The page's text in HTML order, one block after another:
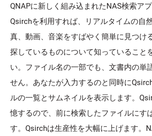
QNAPに新しく組み込まれたNAS検索アプ
Qsirchを利用すれば、リアルタイムの自
真、動画、音楽をすばやく簡単に見つけ
探しているものについて知っていること
い。ファイル名の一部でも、文書内の単
せん。あなたが入力するのと同時に
ルの一覧とサムネイルを表示します。
憶するので、前に検索したファイルにす
す。Qsirchは生産性を大幅に上げます。